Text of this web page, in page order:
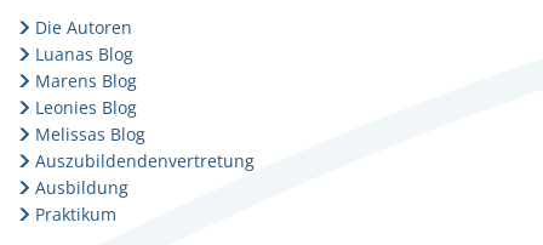
Die Autoren
Luanas Blog
Marens Blog
Leonies Blog
Melissas Blog
Auszubildendenvertretung
Ausbildung
Praktikum